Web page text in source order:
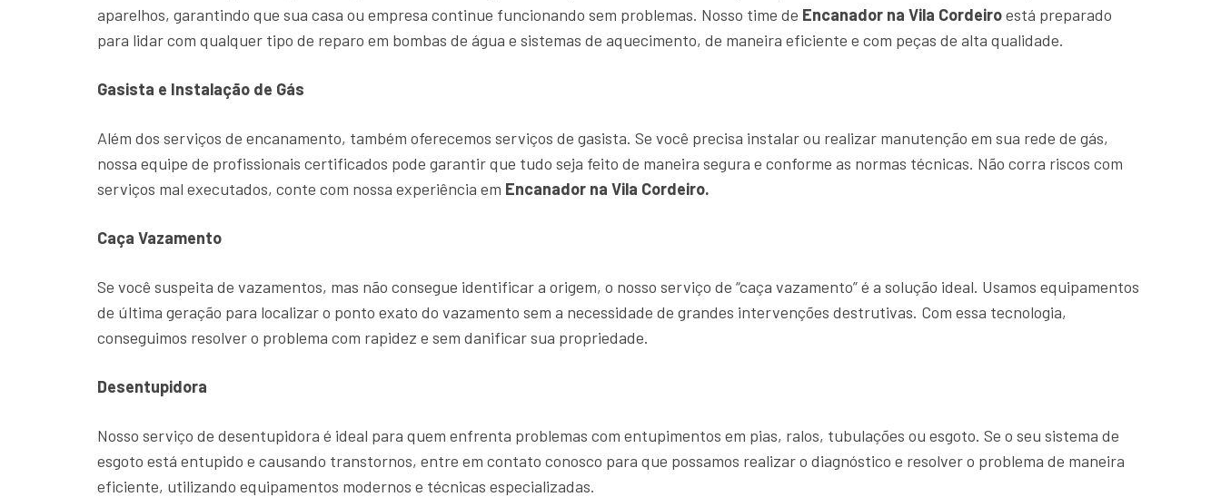
aparelhos, garantindo que sua casa ou empresa continue funcionando sem problemas. Nosso time de Encanador na Vila Cordeiroestá preparado
para lidar com qualquer tipo de reparo em bombas de água e sistemas de aquecimento, de maneira eficiente e com peças de alta qualidade.
Gasista e Instalação de Gás
Além dos serviços de encanamento, também oferecemos serviços de gasista. Se você precisa instalar ou realizar manutenção em sua rede de gás,
nossa equipe de profissionais certificados pode garantir que tudo seja feito de maneira segura e conforme as normas técnicas. Não corra riscos com
serviços mal executados, conte com nossa experiência em Encanador na Vila Cordeiro.
Caça Vazamento
Se você suspeita de vazamentos, mas não consegue identificar a origem, o nosso serviço de “caça vazamento” é a solução ideal. Usamos equipamentos
de última geração para localizar o ponto exato do vazamento sem a necessidade de grandes intervenções destrutivas. Com essa tecnologia,
conseguimos resolver o problema com rapidez e sem danificar sua propriedade.
Desentupidora
Nosso serviço de desentupidora é ideal para quem enfrenta problemas com entupimentos em pias, ralos, tubulações ou esgoto. Se o seu sistema de
esgoto está entupido e causando transtornos, entre em contato conosco para que possamos realizar o diagnóstico e resolver o problema de maneira
eficiente, utilizando equipamentos modernos e técnicas especializadas.